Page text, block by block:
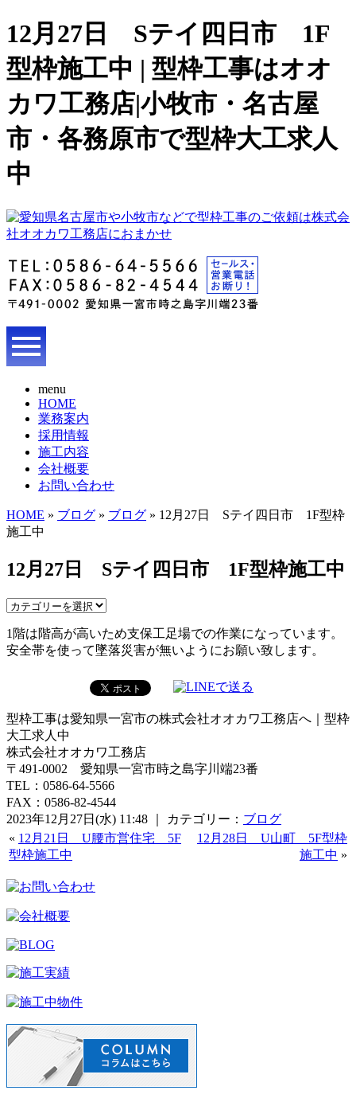
12月27日 Sテイ四日市 1F
型枠施工中 | 型枠工事はオオ
カワ工務店|小牧市・名古屋
市・各務原市で型枠大工求人
中
menu
HOME
業務案内
採用情報
施工内容
会社概要
お問い合わせ
HOME » ブログ » ブログ » 12月27日 Sテイ四日市 1F型枠
施工中
12月27日 Sテイ四日市 1F型枠施工中
1階は階高が高いため支保工足場での作業になっています。
安全帯を使って墜落災害が無いようにお願い致します。
型枠工事は愛知県一宮市の株式会社オオカワ工務店へ｜型枠
大工求人中
株式会社オオカワ工務店
〒491-0002 愛知県一宮市時之島字川端23番
TEL：0586-64-5566
FAX：0586-82-4544
2023年12月27日(水) 11:48 ｜ カテゴリー： ブログ
« 12月21日 U腰市営住宅 5F
型枠施工中
12月28日 U山町 5F型枠
施工中 »